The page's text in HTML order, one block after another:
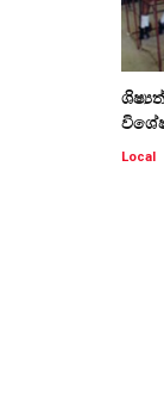
Local